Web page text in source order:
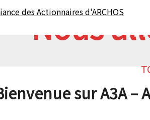
Nous
sur A3A –